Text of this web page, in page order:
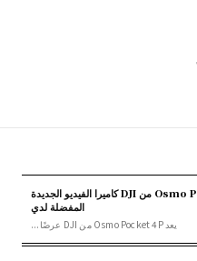
العدسة الثانية تجعل Osmo Pocket 4P من DJI كاميرا الفيديو الجديدة
المفضلة لدي
يعد Osmo Pocket 4P من DJI عرضًا...